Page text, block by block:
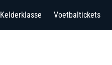
Kelderklasse Voetbaltickets